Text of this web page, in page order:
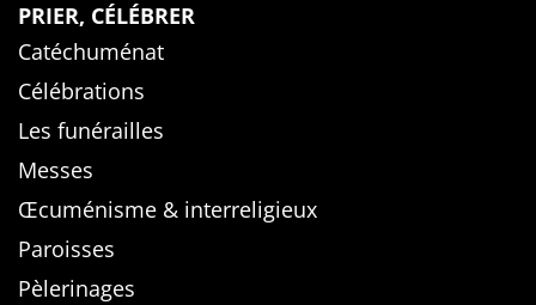
PRIER, CÉLÉBRER
Catéchuménat
Célébrations
Les funérailles
Messes
Œcuménisme & interreligieux
Paroisses
Pèlerinages